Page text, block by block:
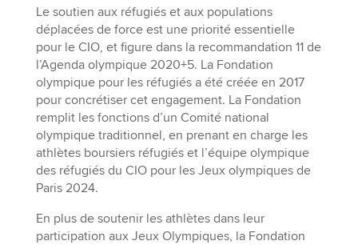
Le soutien aux réfugiés et aux populations
déplacées de force est une priorité essentielle
pour le CIO, et figure dans la recommandation 11 de
l’Agenda olympique 2020+5. La Fondation
olympique pour les réfugiés a été créée en 2017
pour concrétiser cet engagement. La Fondation
remplit les fonctions d’un Comité national
olympique traditionnel, en prenant en charge les
athlètes boursiers réfugiés et l’équipe olympique
des réfugiés du CIO pour les Jeux olympiques de
Paris 2024.
En plus de soutenir les athlètes dans leur
participation aux Jeux Olympiques, la Fondation